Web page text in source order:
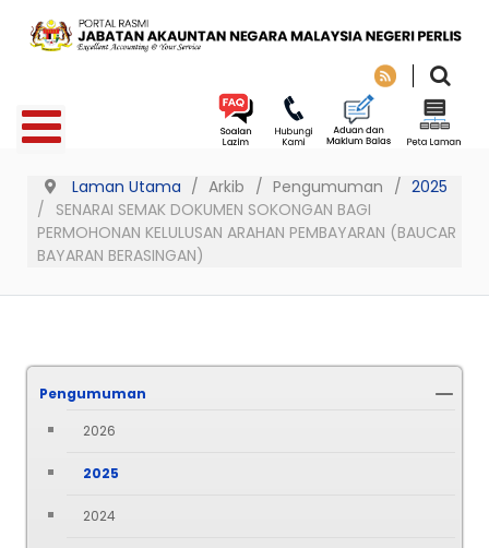
Laman Utama Arkib Pengumuman
2025
SENARAI SEMAK DOKUMEN SOKONGAN BAGI
PERMOHONAN KELULUSAN ARAHAN PEMBAYARAN (BAUCAR
BAYARAN BERASINGAN)
Pengumuman
2026
2025
2024